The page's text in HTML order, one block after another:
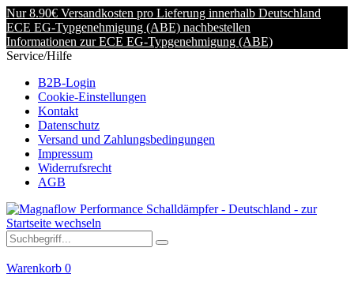
Nur 8.90€ Versandkosten pro Lieferung innerhalb Deutschland
ECE EG-Typgenehmigung (ABE) nachbestellen
Informationen zur ECE EG-Typgenehmigung (ABE)
Service/Hilfe
B2B-Login
Cookie-Einstellungen
Kontakt
Datenschutz
Versand und Zahlungsbedingungen
Impressum
Widerrufsrecht
AGB
Warenkorb 0